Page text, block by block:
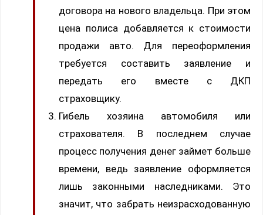
договора на нового владельца. При этом
цена полиса добавляется к стоимости
продажи авто. Для переоформления
требуется составить заявление и
передать его вместе с ДКП
страховщику.
Гибель хозяина автомобиля или
страхователя. В последнем случае
процесс получения денег займет больше
времени, ведь заявление оформляется
лишь законными наследниками. Это
значит, что забрать неизрасходованную